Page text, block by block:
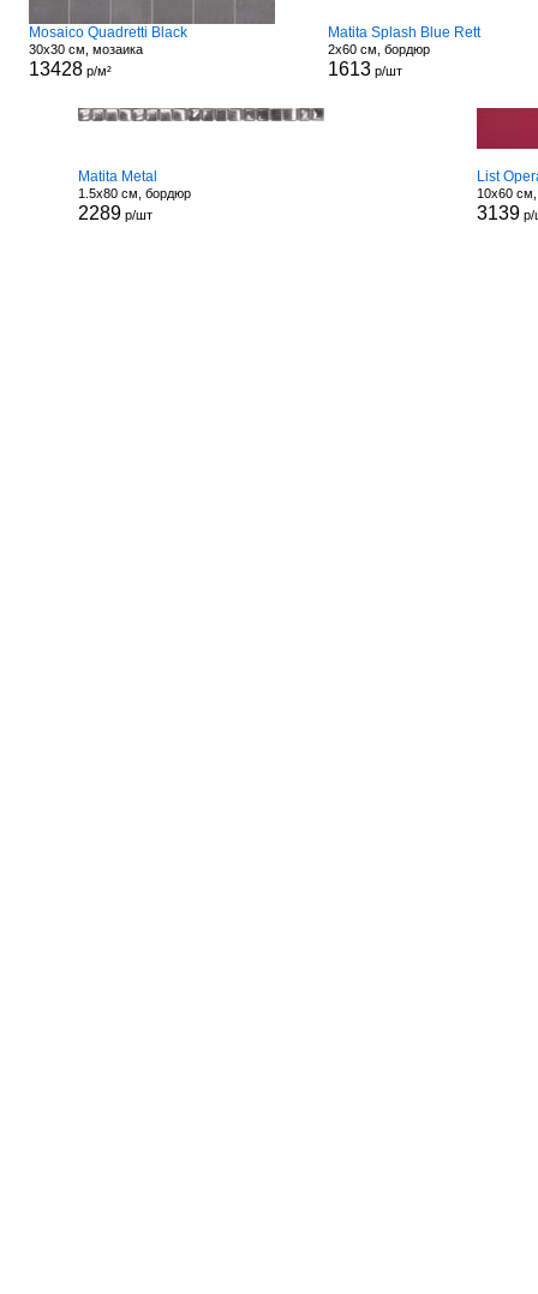
Mosaico Quadretti Black
30x30 см, мозаика
13428р/м²
Matita Splash Blue Rett
2x60 см, бордюр
1613р/шт
Matita Metal
1.5x80 см, бордюр
2289 р/шт
List
10x60
3139 р/